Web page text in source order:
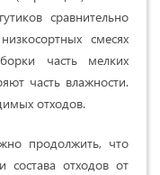
сравнительно
смесях
часть мелких
часть влажности.
отходов.
продолжить, что
состава отходов от